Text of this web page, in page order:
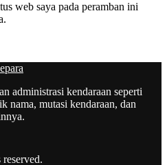
web saya pada peramban ini
administrasi kendaraan seperti
nama, mutasi kendaraan, dan